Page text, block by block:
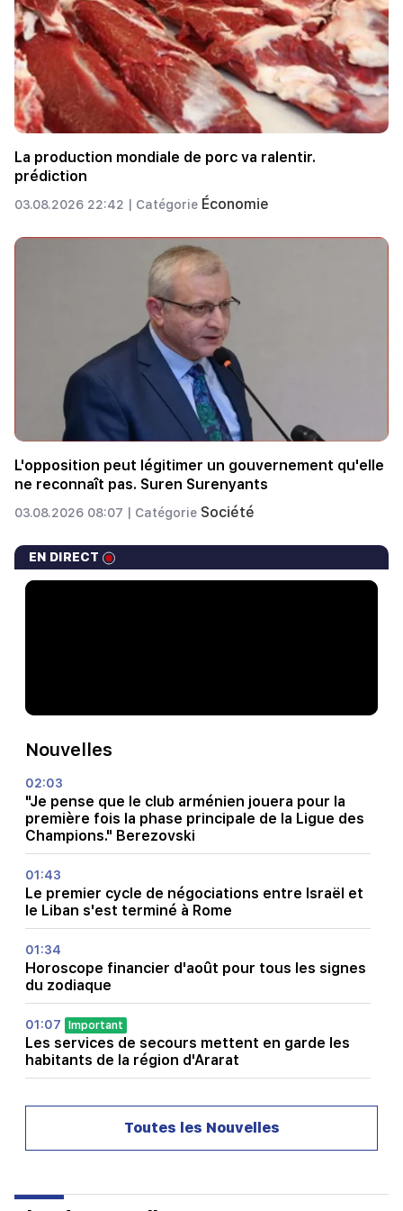
La production mondiale de porc va ralentir.
prédiction
03.08.2026 22:42 | Catégorie Économie
L'opposition peut légitimer un gouvernement qu'elle
ne reconnaît pas. Suren Surenyants
03.08.2026 08:07 | Catégorie Société
EN DIRECT
Nouvelles
02:03
"Je pense que le club arménien jouera pour la
première fois la phase principale de la Ligue des
Champions." Berezovski
01:43
Le premier cycle de négociations entre Israël et
le Liban s'est terminé à Rome
01:34
Horoscope financier d'août pour tous les signes
du zodiaque
01:07 Important
Les services de secours mettent en garde les
habitants de la région d'Ararat
Toutes les Nouvelles